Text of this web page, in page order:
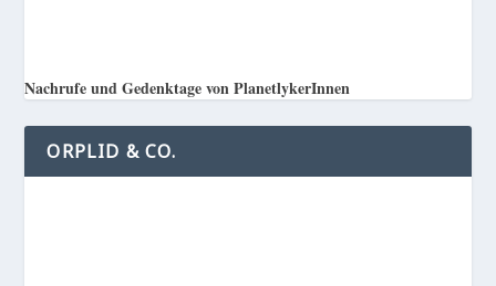
Nachrufe und Gedenktage von PlanetlykerInnen
ORPLID & CO.